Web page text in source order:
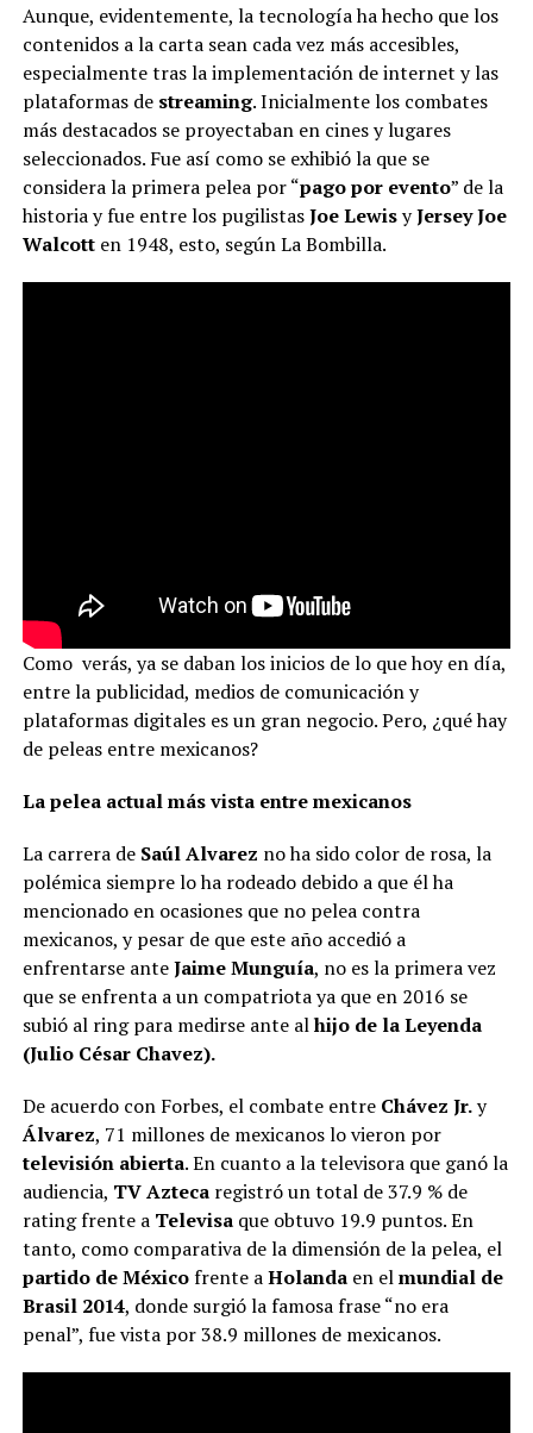
Aunque, evidentemente, la tecnología ha hecho que los
contenidos a la carta sean cada vez más accesibles,
especialmente tras la implementación de internet y las
plataformas de streaming. Inicialmente los combates
más destacados se proyectaban en cines y lugares
seleccionados. Fue así como se exhibió la que se
considera la primera pelea por “pago por evento” de la
historia y fue entre los pugilistasJoe LewisyJersey Joe
Walcotten 1948, esto, según La Bombilla.
Como verás, ya se daban los inicios de lo que hoy en día,
entre la publicidad, medios de comunicación y
plataformas digitales es un gran negocio. Pero, ¿qué hay
de peleas entre mexicanos?
La pelea actual más vista entre mexicanos
La carrera de Saúl Alvarez no ha sido color de rosa, la
polémica siempre lo ha rodeado debido a que él ha
mencionado en ocasiones que no pelea contra
mexicanos, y pesar de que este año accedió a
enfrentarse anteJaime Munguía, no es la primera vez
que se enfrenta a un compatriota ya que en 2016 se
subió al ring para medirse ante alhijo de la Leyenda
(Julio César Chavez).
De acuerdo con Forbes, el combate entre Chávez Jr.y
Álvarez, 71 millones de mexicanos lo vieron por
televisión abierta. En cuanto a la televisora que ganó la
audiencia, TV Aztecaregistró un total de 37.9 % de
rating frente a Televisaque obtuvo 19.9 puntos. En
tanto, como comparativa de la dimensión de la pelea, el
partido de Méxicofrente aHolandaen elmundial de
Brasil 2014, donde surgió la famosa frase “no era
penal”, fue vista por 38.9 millones de mexicanos.